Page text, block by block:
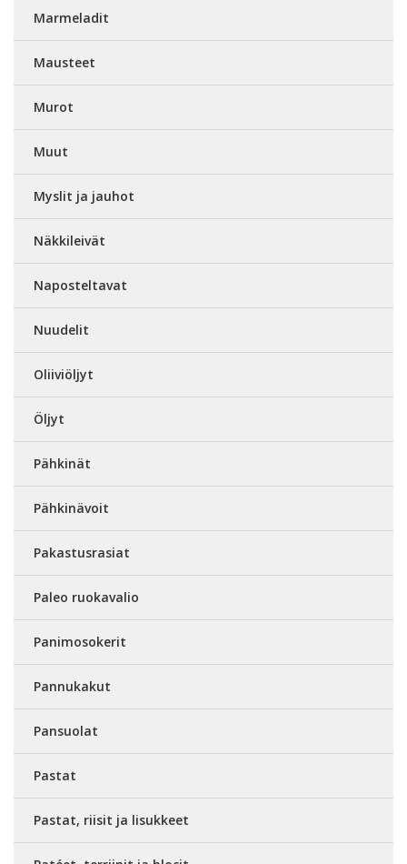
Marmeladit
Mausteet
Murot
Muut
Myslit ja jauhot
Näkkileivät
Naposteltavat
Nuudelit
Oliiviöljyt
Öljyt
Pähkinät
Pähkinävoit
Pakastusrasiat
Paleo ruokavalio
Panimosokerit
Pannukakut
Pansuolat
Pastat
Pastat, riisit ja lisukkeet